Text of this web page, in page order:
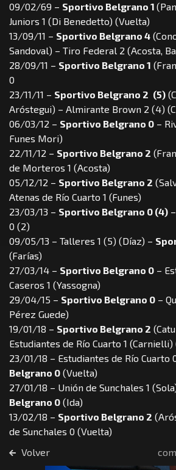
09/02/69 – Sportivo Belgrano 1
Juniors 1 (Di Benedetto) (Vuelta)
13/09/11 – Sportivo Belgrano 4
Sandoval) – Tiro Federal 2 (Acosta,
28/09/11 – Sportivo Belgrano 1
0
23/11/11 – Sportivo Belgrano 2 (5)
Aróstegui) – Almirante Brown 2 (4)
06/03/12 – Sportivo Belgrano 0 –
Funes Mori)
22/11/12 – Sportivo Belgrano 2
de Morteros 1 (Acosta)
05/12/12 – Sportivo Belgrano 2
Atenas de Río Cuarto 1 (Funes)
23/03/13 – Sportivo Belgrano 0 (4)
0 (2)
09/05/13 – Talleres 1 (5) (Díaz) –
(Farías)
27/03/14 – Sportivo Belgrano 0 –
Caseros 1 (Yassogna)
29/04/15 – Sportivo Belgrano 0 –
Pérez Guede)
19/01/18 – Sportivo Belgrano 2
Estudiantes de Río Cuarto 1 (Carnielli)
23/01/18 – Estudiantes de Río Cuarto
Belgrano 0 (Vuelta)
27/01/18 – Unión de Sunchales 1
Belgrano 0 (Ida)
13/02/18 – Sportivo Belgrano 2
de Sunchales 0 (Vuelta)
Volver